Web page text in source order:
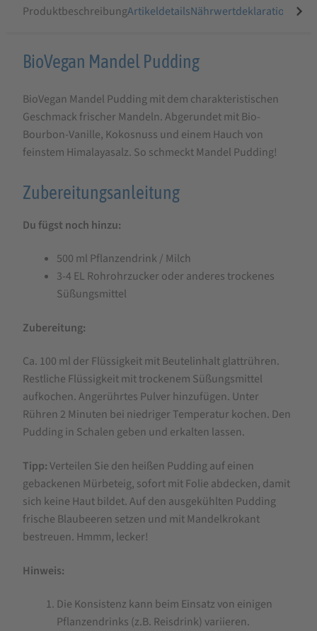
ProduktbeschreibungArtikeldetailsNährwertdeklaration
Produktbeschreibung
BioVegan
Mandel
Pudding,
g
BioVegan Mandel Pudding
BioVegan Mandel Pudding mit dem charakteristischen
Geschmack frischer Mandeln. Abgerundet mit Bio-
Bourbon-Vanille, Kokosnuss und einem Hauch von
feinstem Himalayasalz. So schmeckt Mandel Pudding!
Zubereitungsanleitung
Du fügst noch hinzu:
500 ml Pflanzendrink / Milch
3-4 EL Rohrohrzucker oder anderes trockenes
Süßungsmittel
Zubereitung:
Ca. 100 ml der Flüssigkeit mit Beutelinhalt glattrühren.
Restliche Flüssigkeit mit trockenem Süßungsmittel
aufkochen. Angerührtes Pulver hinzufügen. Unter
Rühren 2 Minuten bei niedriger Temperatur kochen. Den
Pudding in Schalen geben und erkalten lassen.
Tipp:Verteilen Sie den heißen Pudding auf einen
gebackenen Mürbeteig, sofort mit Folie abdecken, damit
sich keine Haut bildet. Auf den ausgekühlten Pudding
frische Blaubeeren setzen und mit Mandelkrokant
bestreuen. Hmmm, lecker!
Hinweis:
Die Konsistenz kann beim Einsatz von einigen
Pflanzendrinks (z.B. Reisdrink) variieren.